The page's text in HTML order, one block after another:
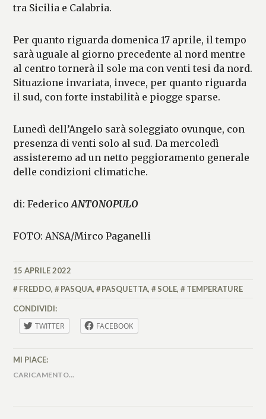
tra Sicilia e Calabria.
Per quanto riguarda domenica 17 aprile, il tempo
sarà uguale al giorno precedente al nord mentre
al centro tornerà il sole ma con venti tesi da nord.
Situazione invariata, invece, per quanto riguarda
il sud, con forte instabilità e piogge sparse.
Lunedì dell’Angelo sarà soleggiato ovunque, con
presenza di venti solo al sud. Da mercoledì
assisteremo ad un netto peggioramento generale
delle condizioni climatiche.
di: FedericoANTONOPULO
FOTO: ANSA/Mirco Paganelli
FEDERICO
15 APRILE 2022
FREDDO, PASQUA, PASQUETTA, SOLE, TEMPERATURE
CONDIVIDI:
TWITTER FACEBOOK
MI PIACE:
CARICAMENTO...